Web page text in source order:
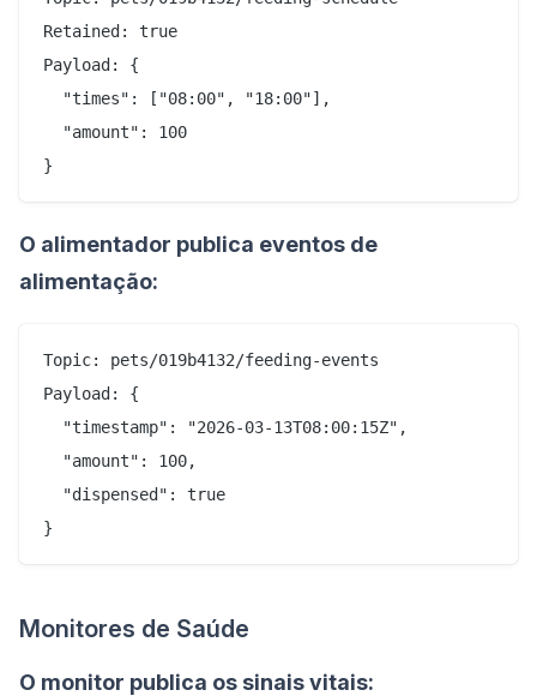
Retained: true
Payload: {
  "times": ["08:00", "18:00"],
  "amount": 100
O alimentador publica eventos de
alimentação:
Topic: pets/019b4132/feeding-events
Payload: {
  "timestamp": "2026-03-13T08:00:15Z",
  "amount": 100,
  "dispensed": true
Monitores de Saúde
O monitor publica os sinais vitais: